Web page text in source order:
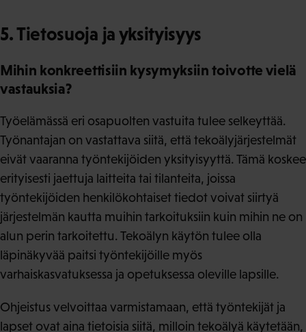
5. Tietosuoja ja yksityisyys
Mihin konkreettisiin kysymyksiin toivotte vielä
vastauksia?
Työelämässä eri osapuolten vastuita tulee selkeyttää.
Työnantajan on vastattava siitä, että tekoälyjärjestelmät
eivät vaaranna työntekijöiden yksityisyyttä. Tämä koskee
erityisesti jaettuja laitteita tai tilanteita, joissa
työntekijöiden henkilökohtaiset tiedot voivat siirtyä
järjestelmän kautta muihin tarkoituksiin kuin mihin ne on
alun perin tarkoitettu. Tekoälyn käytön tulee olla
läpinäkyvää paitsi työntekijöille myös
varhaiskasvatuksessa ja opetuksessa oleville lapsille.
Ohjeistus velvoittaa varmistamaan, että työntekijät ja
lapset ovat aina tietoisia siitä, milloin tekoälyä käytetään,